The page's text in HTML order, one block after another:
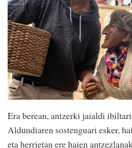
Era berean, antzerki jaialdi
Aldundiaren sostenguari esker,
eta herrietan ere haien